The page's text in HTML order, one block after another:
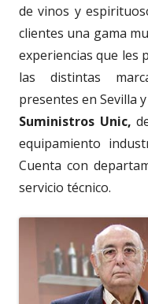
de vinos y
clientes una gama
experiencias que les
las distintas
presentes en Sevilla
Suministros Unic,
equipamiento
Cuenta con
servicio técnico.